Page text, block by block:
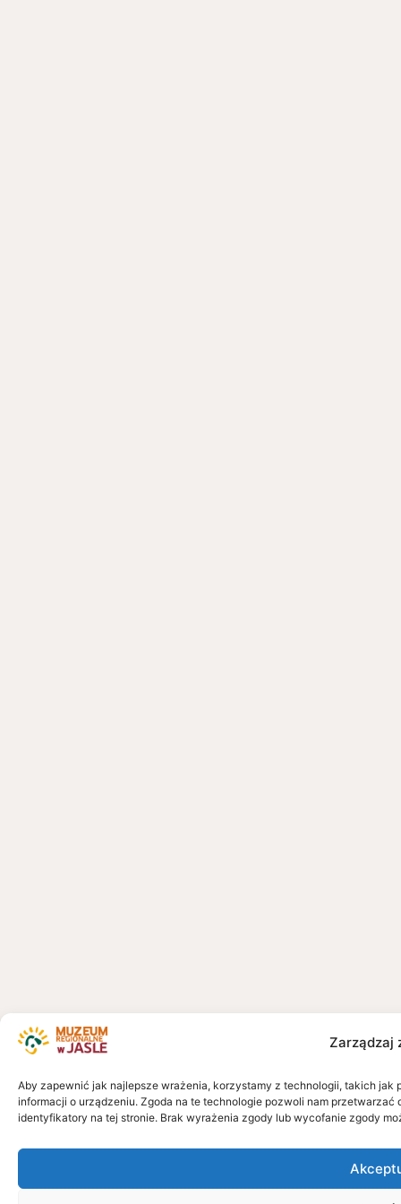
Zarządzaj
Aby zapewnić jak najlepsze wrażenia, korzystamy z technologii, takich
informacji o urządzeniu. Zgoda na te technologie pozwoli nam
identyfikatory na tej stronie. Brak wyrażenia zgody lub wycofanie zgody